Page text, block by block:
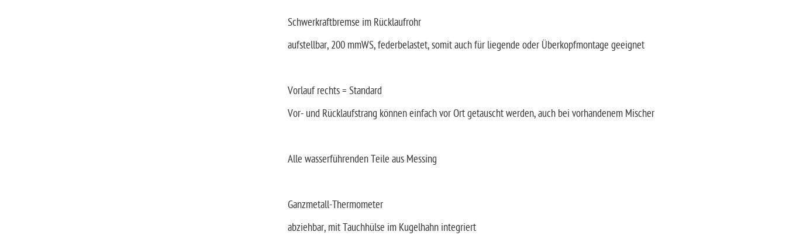
Schwerkraftbremse im Rücklaufrohr
aufstellbar, 200 mmWS, federbelastet, somit auch für liegende oder Überkopfmontage geeignet
Vorlauf rechts = Standard
Vor- und Rücklaufstrang können einfach vor Ort getauscht werden, auch bei vorhandenem Mischer
Alle wasserführenden Teile aus Messing
Ganzmetall-Thermometer
abziehbar, mit Tauchhülse im Kugelhahn integriert